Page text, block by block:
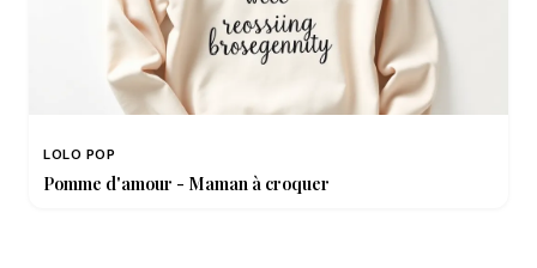
LOLO POP
Pomme d'amour - Maman à croquer